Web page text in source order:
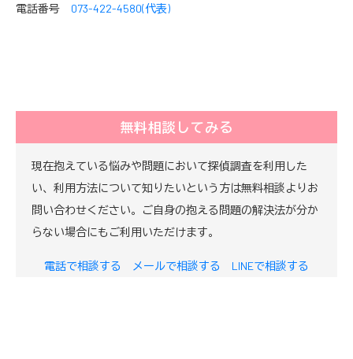
電話番号 073-422-4580(代表)
無料相談してみる
現在抱えている悩みや問題において探偵調査を利用した
い、利用方法について知りたいという方は無料相談よりお
問い合わせください。ご自身の抱える問題の解決法が分か
らない場合にもご利用いただけます。
電話で相談する メールで相談する LINEで相談する